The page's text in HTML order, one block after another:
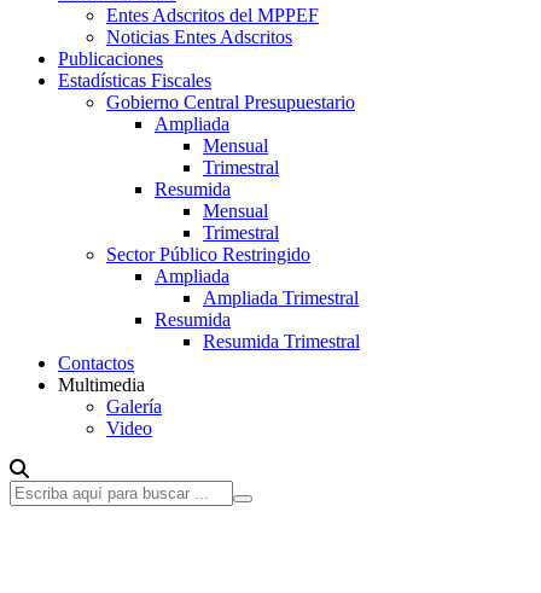
Entes Adscritos del MPPEF
Noticias Entes Adscritos
Publicaciones
Estadísticas Fiscales
Gobierno Central Presupuestario
Ampliada
Mensual
Trimestral
Resumida
Mensual
Trimestral
Sector Público Restringido
Ampliada
Ampliada Trimestral
Resumida
Resumida Trimestral
Contactos
Multimedia
Galería
Video